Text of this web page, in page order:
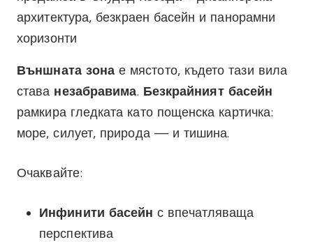
Външната зона е мястото, където тази вила
става незабравима. Безкрайният басейн
рамкира гледката като пощенска картичка:
море, силует, природа — и тишина.
Очаквайте:
Инфинити басейн с впечатляваща
перспектива